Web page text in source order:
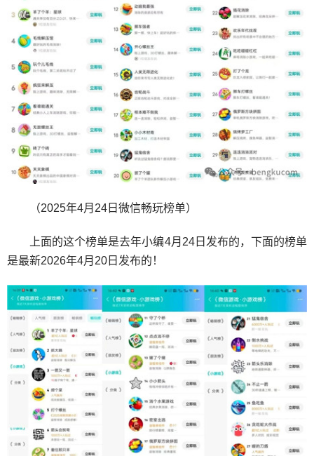
（2025年4月24日微信畅玩榜单）
上面的这个榜单是去年小编4月24日发布的，下面的榜单
是最新2026年4月20日发布的！